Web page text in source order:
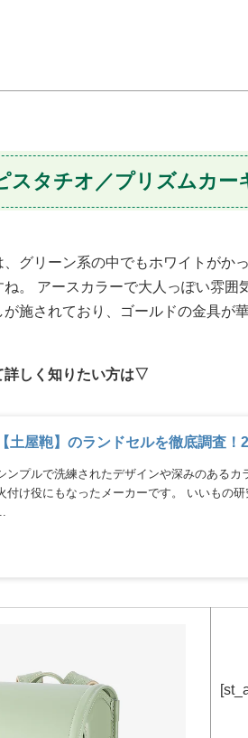
スタチオ／プリズムカー
グリーン系の中でもホワイトがか
。 アースカラーで大人っぽい雰
施されており、
ゴールドの金具が
しく知りたい方は▽
【土屋鞄】のランドセルを徹底調査！
ンプルで洗練されたデザインや深みのある
付け役にもなったメーカーです。 いいもの